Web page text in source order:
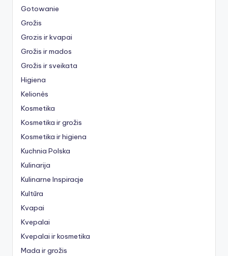
Gotowanie
Grožis
Grozis ir kvapai
Grožis ir mados
Grožis ir sveikata
Higiena
Kelionės
Kosmetika
Kosmetika ir grožis
Kosmetika ir higiena
Kuchnia Polska
Kulinarija
Kulinarne Inspiracje
Kultūra
Kvapai
Kvepalai
Kvepalai ir kosmetika
Mada ir grožis